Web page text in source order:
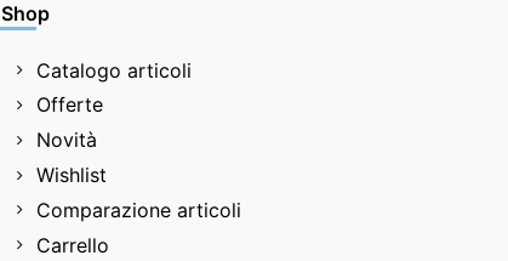
Shop
Catalogo articoli
Offerte
Novità
Wishlist
Comparazione articoli
Carrello